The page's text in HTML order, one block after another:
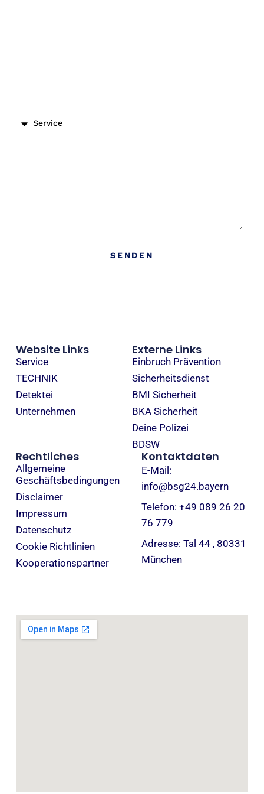
SENDEN
Website Links
Service
TECHNIK
Detektei
Unternehmen
Externe Links
Einbruch Prävention
Sicherheitsdienst
BMI Sicherheit
BKA Sicherheit
Deine Polizei
BDSW
Rechtliches
Allgemeine
Geschäftsbedingungen
Disclaimer
Impressum
Datenschutz
Cookie Richtlinien
Kooperationspartner
Kontaktdaten
E-Mail:
info@bsg24.bayern
Telefon: +49 089 26 20
76 779
Adresse: Tal 44 , 80331
München